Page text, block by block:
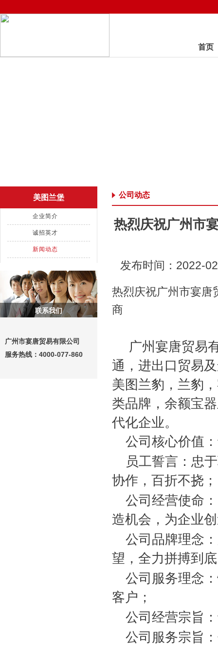
首页
美图兰堡
企业简介
诚招英才
新闻动态
联系我们
广州市宴唐贸易有限公司
服务热线： 4000-077-860
公司动态
热烈庆祝广州市
发布时间：2022-
热烈庆祝广州市宴唐
商
广州宴唐贸易
通，进出口贸易
美图兰豹，兰豹
类品牌，余额宝
代化企业。
公司核心价值
员工誓言：忠
协作，百折不挠；
公司经营使命
造机会，为企业
公司品牌理念
望，全力拼搏到
公司服务理念
客户；
公司经营宗旨
公司服务宗旨